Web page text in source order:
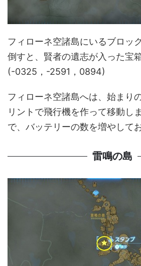
フィローネ空諸島にいるブロッ
倒すと、賢者の遺志が入った宝
(-0325，-2591，0894)
フィローネ空諸島へは、始まり
リントで飛行機を作って移動し
で、バッテリーの数を増やして
雷鳴の島